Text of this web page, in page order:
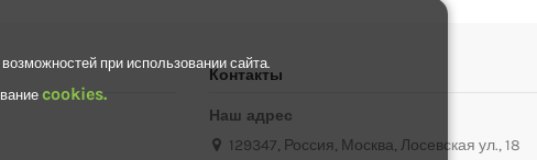
Контакты
Наш адрес
129347, Россия, Москва, Лосевская ул., 18
при использовании сайта.
cookies.